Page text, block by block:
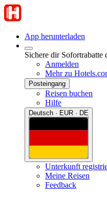
App herunterladen
Sichere dir
Anmelden
Mehr zu
Posteingang
Reisen buchen
Hilfe
Deutsch · EUR · DE
Unterkunft
Meine Reisen
Feedback